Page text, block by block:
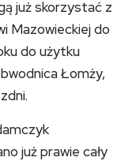
już skorzystać z
Mazowieckiej do
do użytku
Łomży,
już prawie cały